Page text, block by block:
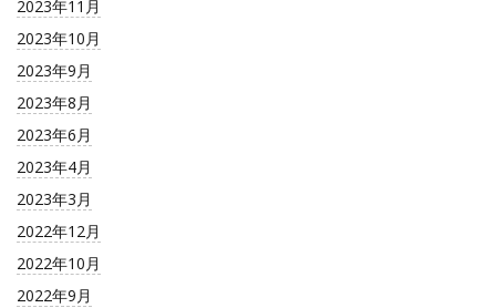
2023年11月
2023年10月
2023年9月
2023年8月
2023年6月
2023年4月
2023年3月
2022年12月
2022年10月
2022年9月